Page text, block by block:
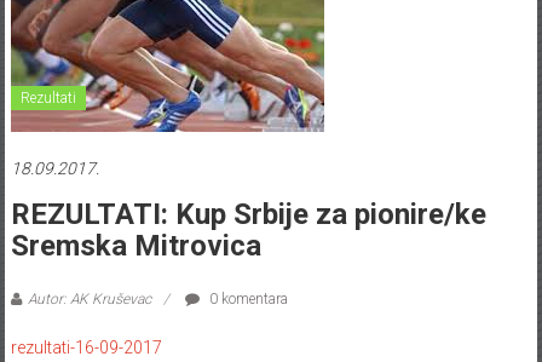
Rezultati
18.09.2017.
REZULTATI: Kup Srbije za pionire/ke
Sremska Mitrovica
Autor: AK Kruševac 0 komentara
rezultati-16-09-2017